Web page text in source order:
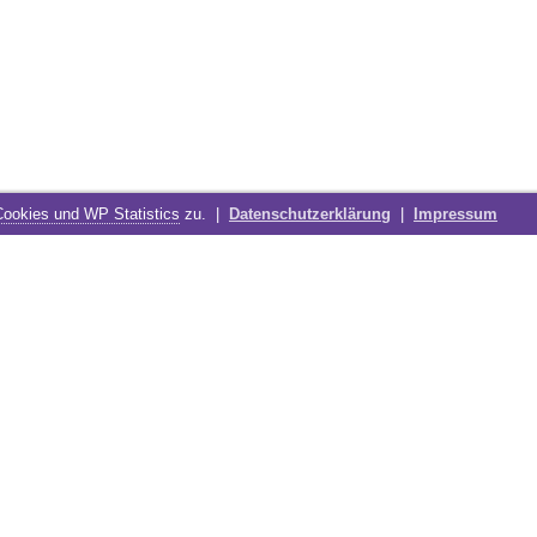
und WP Statistics zu. | Datenschutzerklärung Impressum